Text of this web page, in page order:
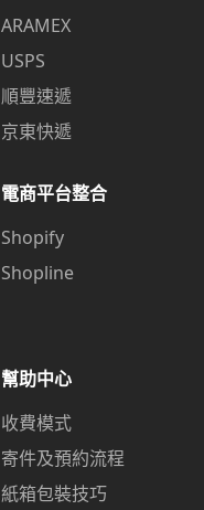
ARAMEX
USPS
順豐速遞
京東快遞
電商平台整合
Shopify
Shopline
幫助中心
收費模式
寄件及預約流程
紙箱包裝技巧